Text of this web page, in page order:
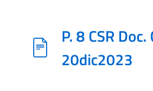
P. 8 CSR
20dic2023